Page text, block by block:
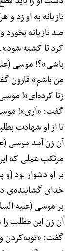
تازیانه به او زد
صد تازیانه بخورد
کرد تا کشته
باشی»؟! موسی
من باشم» قارون
زنا کرده‌ای»!
گفت: «آری»! موسی
تا از او شهادت
آن زن آمد موسی
مرتکب عملی که
بر او دشوار بود
خدای گشاینده‌ی
بر موسی (علیه
آن زن این مطلب را
گفت: «توبه‌کردن و